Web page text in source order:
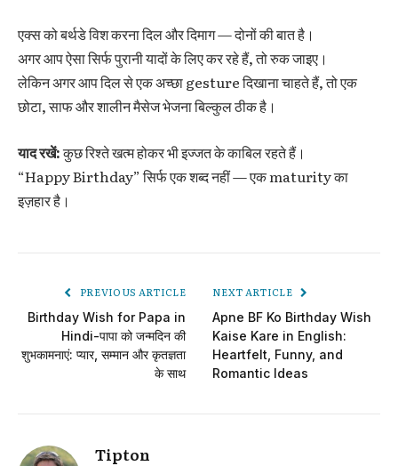
एक्स को बर्थडे विश करना दिल और दिमाग — दोनों की बात है।
अगर आप ऐसा सिर्फ पुरानी यादों के लिए कर रहे हैं, तो रुक जाइए।
लेकिन अगर आप दिल से एक अच्छा gesture दिखाना चाहते हैं, तो एक
छोटा, साफ और शालीन मैसेज भेजना बिल्कुल ठीक है।
याद रखें:कुछ रिश्ते खत्म होकर भी इज्जत के काबिल रहते हैं।
“Happy Birthday” सिर्फ एक शब्द नहीं — एक maturity का
इज़हार है।
PREVIOUS ARTICLE
Birthday Wish for Papa in
Hindi-पापा को जन्मदिन की
शुभकामनाएं: प्यार, सम्मान और कृतज्ञता
के साथ
NEXT ARTICLE
Apne BF Ko Birthday Wish
Kaise Kare in English:
Heartfelt, Funny, and
Romantic Ideas
Tipton